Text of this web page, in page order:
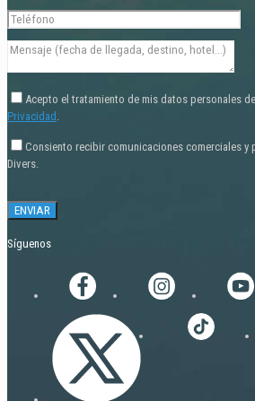
Acepto el tratamiento de mis datos personales
Privacidad
Consiento recibir comunicaciones comerciales y
Divers.
Síguenos